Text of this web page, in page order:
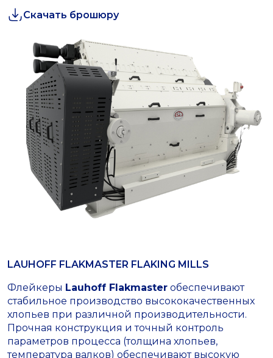
Скачать брошюру
LAUHOFF FLAKMASTER FLAKING MILLS
Флейкеры Lauhoff Flakmaster обеспечивают
стабильное производство высококачественных
хлопьев при различной производительности.
Прочная конструкция и точный контроль
параметров процесса (толщина хлопьев,
температура валков) обеспечивают высокую